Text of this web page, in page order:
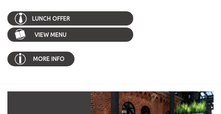
LUNCH OFFER
VIEW MENU
MORE INFO